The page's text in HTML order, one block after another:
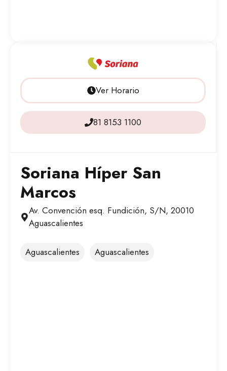
Ver Horario
81 8153 1100
Soriana Híper San
Marcos
Av. Convención esq. Fundición, S/N, 20010
Aguascalientes
Aguascalientes Aguascalientes